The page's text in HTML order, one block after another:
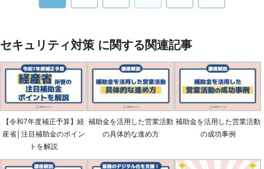
セキュリティ対策 に関する関連記事
【令和7年度補正予算】経
産省│注目補助金のポイン
トを解説
補助金を活用した営業活動
の具体的な進め方
補助金を活用した営業活動
の成功事例